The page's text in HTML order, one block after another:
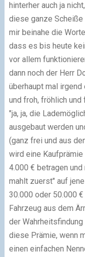
hinterher auch ja
diese ganze
mir beinahe die
dass es bis heute
vor allem
dann noch der Herr
überhaupt mal
und froh, fröhlich
"ja, ja, die
ausgebaut werden
(ganz frei und aus
wird eine
4.000 € betragen
mahlt zuerst" auf
30.000 oder 50.000
Fahrzeug aus dem
der
diese Prämie, wenn
einen einfachen